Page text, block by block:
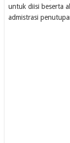
untuk diisi beserta
admistrasi